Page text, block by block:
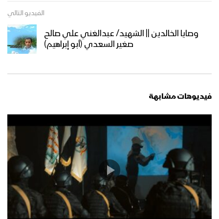
الدفاعات الجوية اليمنية تسقط طائرة
الحديدة بصاروخ أرض-جو محلي الصنع –
19-02-2024م
الدفاعات الجوية اليمنية تسقط طائرة
ضمن الدعم العسكري لكيان العدو
صنعاء – مشاهد لحطام الطائرة التجسسية
حجة – مشاهد حطام طائرة CH4 التجسسية
التي تم اسقاطها وهي تخرق الهدنة في
جبهة حرض 2022/05/04م
حجة – حطام الطائرة الأمريكية التجسسية
Scan Eagle التي اسقطتها الدفاعات
الفيديو التالي
وصايا الخالدين || الشهيد/ عبدالغني علي صالح
صغير السعدي (أبو إبراهيم)
فيديوهات مشابهة